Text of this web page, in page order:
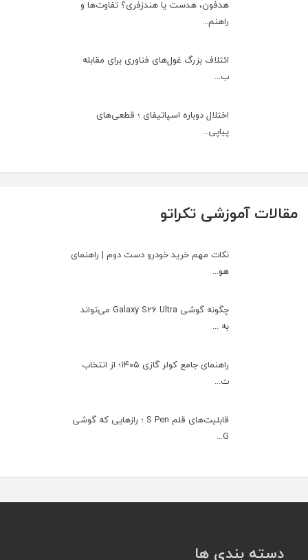
هدفون، هدست یا هندزفری؟ تفاوت‌ها و
راهنم...
ائتلاف بزرگ غول‌های فناوری برای مقابله
ب...
اختلال دوباره اسپاتیفای ؛ قطعی‌های
پیاپی...
مقالات آموزشی تکراتو
نکات مهم خرید خودرو دست دوم | راهنمای
هو...
چگونه گوشی Galaxy S26 Ultra می‌تواند
به ...
راهنمای جامع کولر گازی ۱۴۰۵؛ از انتخاب
ت...
قابلیت‌های قلم S Pen ؛ رازهایی که گوشی
G...
دسته بندی ها